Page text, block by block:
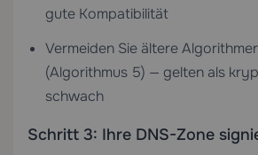
gute Kompatibilität
Vermeiden Sie ältere
(Algorithmus 5) — gelten als
schwach
Schritt 3: Ihre DNS-Zone